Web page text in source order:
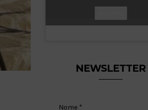
NEWSLETTER